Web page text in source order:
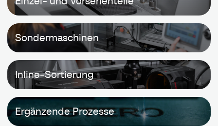
Sondermaschinen
Inline-Sortierung
Ergänzende Prozesse